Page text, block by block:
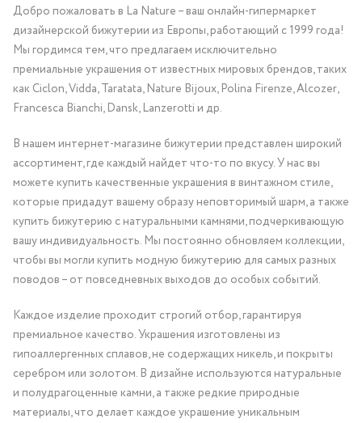
Добро пожаловать в La Nature – ваш онлайн-гипермаркет
дизайнерской бижутерии из Европы, работающий с 1999 года!
Мы гордимся тем, что предлагаем исключительно
премиальные украшения от известных мировых брендов, таких
как Ciclon, Vidda, Taratata, Nature Bijoux, Polina Firenze, Alcozer,
Francesca Bianchi, Dansk, Lanzerotti и др.
В нашем интернет-магазине бижутерии представлен широкий
ассортимент, где каждый найдет что-то по вкусу. У нас вы
можете купить качественные украшения в винтажном стиле,
которые придадут вашему образу неповторимый шарм, а также
купить бижутерию с натуральными камнями, подчеркивающую
вашу индивидуальность. Мы постоянно обновляем коллекции,
чтобы вы могли купить модную бижутерию для самых разных
поводов – от повседневных выходов до особых событий.
Каждое изделие проходит строгий отбор, гарантируя
премиальное качество. Украшения изготовлены из
гипоаллергенных сплавов, не содержащих никель, и покрыты
серебром или золотом. В дизайне используются натуральные
и полудрагоценные камни, а также редкие природные
материалы, что делает каждое украшение уникальным